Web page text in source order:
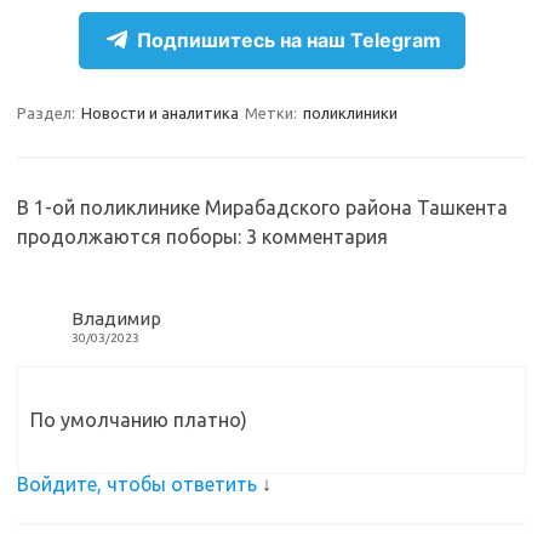
s
n
i
b
o
k
р
в
и
Подпишитесь на наш Telegram
Раздел: Новости и аналитика Метки: поликлиники
В 1-ой поликлинике Мирабадского района Ташкента
продолжаются поборы: 3 комментария
Владимир
30/03/2023
По умолчанию платно)
Войдите, чтобы ответить ↓